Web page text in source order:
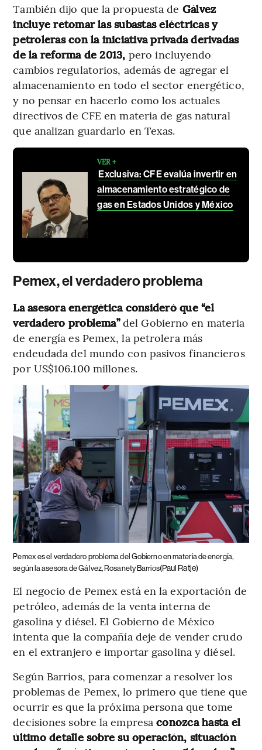
También dijo que la propuesta de Gálvez
incluye retomar las subastas eléctricas y
petroleras con la iniciativa privada derivadas
de la reforma de 2013, pero incluyendo
cambios regulatorios, además de agregar el
almacenamiento en todo el sector energético,
y no pensar en hacerlo como los actuales
directivos de CFE en materia de gas natural
que analizan guardarlo en Texas.
VER +
Exclusiva: CFE evalúa invertir en
almacenamiento estratégico de
gas en Estados Unidos y México
Pemex, el verdadero problema
La asesora energética consideró que “el
verdadero problema”del Gobierno en materia
de energía es Pemex, la petrolera más
endeudada del mundo con pasivos financieros
por US$106.100 millones.
Pemex es el verdadero problema del Gobierno en materia de energía,
según la asesora de Gálvez, Rosanety Barrios(Paul Ratje)
El negocio de Pemex está en la exportación de
petróleo, además de la venta interna de
gasolina y diésel. El Gobierno de México
intenta que la compañía deje de vender crudo
en el extranjero e importar gasolina y diésel.
Según Barrios, para comenzar a resolver los
problemas de Pemex, lo primero que tiene que
ocurrir es que la próxima persona que tome
decisiones sobre la empresaconozca hasta el
último detalle sobre su operación, situación